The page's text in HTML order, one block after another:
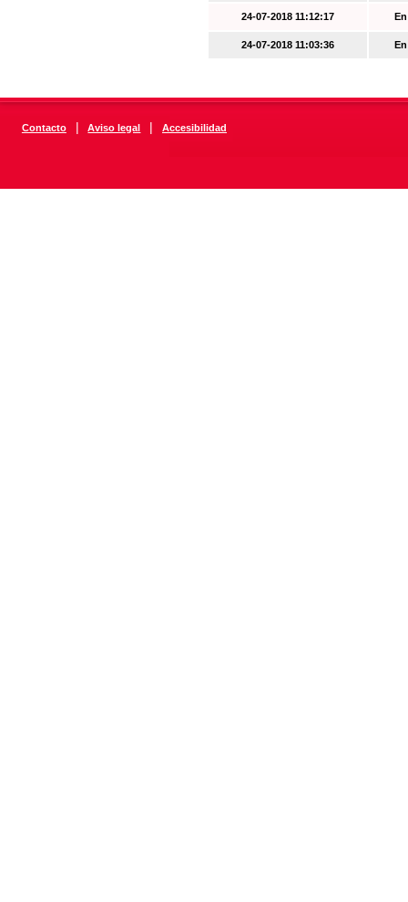
24-07-2018 11:12:17
24-07-2018 11:03:36
Contacto | Aviso legal | Accesibilidad